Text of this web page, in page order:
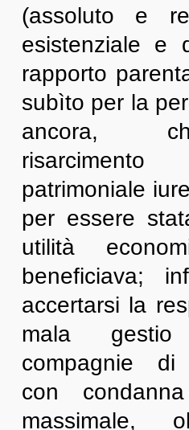
(assoluto e
esistenziale e
rapporto
subìto per la
ancora,
patrimoniale
per essere
utilità
beneficiava;
accertarsi la
mala
compagnie di
con
massimale,